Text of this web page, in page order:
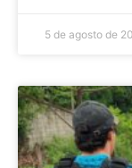
5 de agosto de